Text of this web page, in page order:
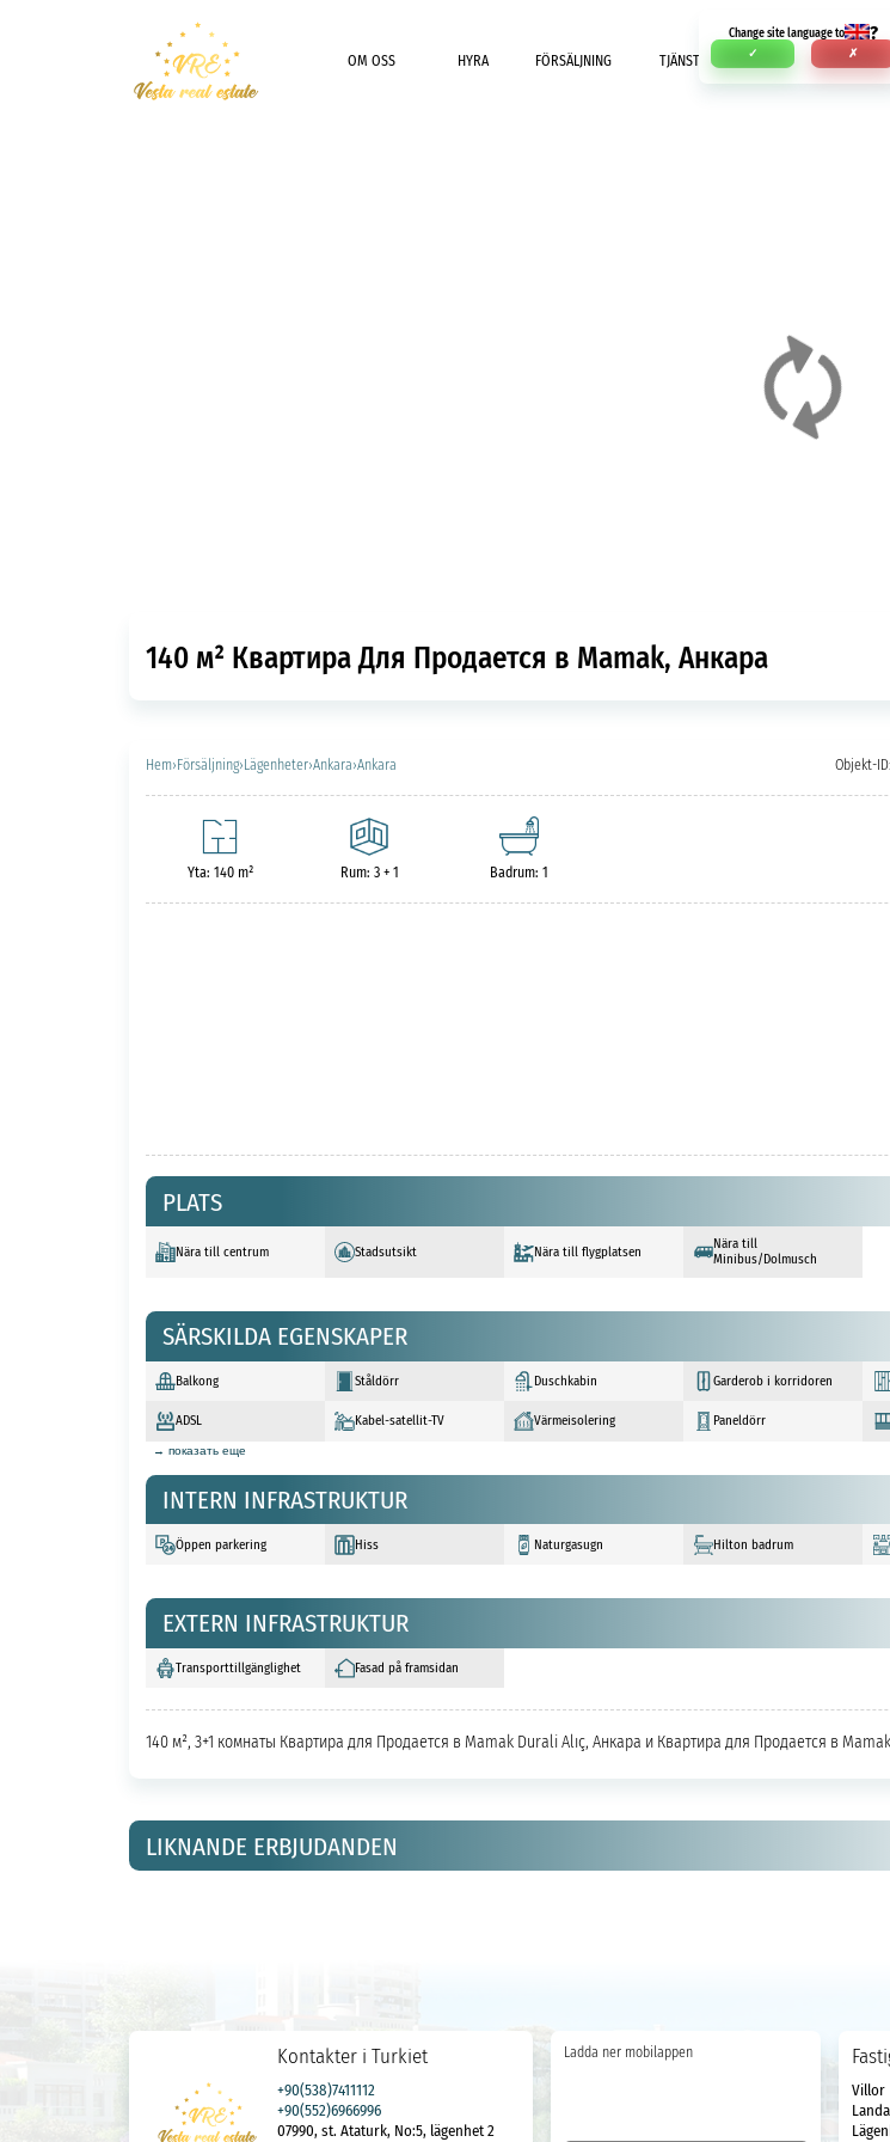
Change site language to ?
✓ ✗
OM OSS HYRA FÖRSÄLJNING TJÄNSTER BETALNING
140 м² Квартира Для Продается в Mamak, Анкара
Hem›Försäljning›Lägenheter›Ankara›Ankara Objekt-ID:
Yta: 140 m² Rum: 3 + 1 Badrum: 1
PLATS
Nära till centrum Stadsutsikt Nära till flygplatsen
Nära till
Minibus/Dolmusch
SÄRSKILDA EGENSKAPER
Balkong Ståldörr Duschkabin Garderob i korridoren
ADSL Kabel-satellit-TV Värmeisolering Paneldörr
→ показать еще
INTERN INFRASTRUKTUR
Öppen parkering Hiss Naturgasugn Hilton badrum
EXTERN INFRASTRUKTUR
Transporttillgänglighet Fasad på framsidan
140 м², 3+1 комнаты Квартира для Продается в Mamak Durali Alıç, Анкара и Квартира для Продается в
LIKNANDE ERBJUDANDEN
Kontakter i Turkiet
+90(538)7411112
+90(552)6966996
07990, st. Ataturk, No:5, lägenhet 2
Ladda ner mobilappen
Villor
Landa